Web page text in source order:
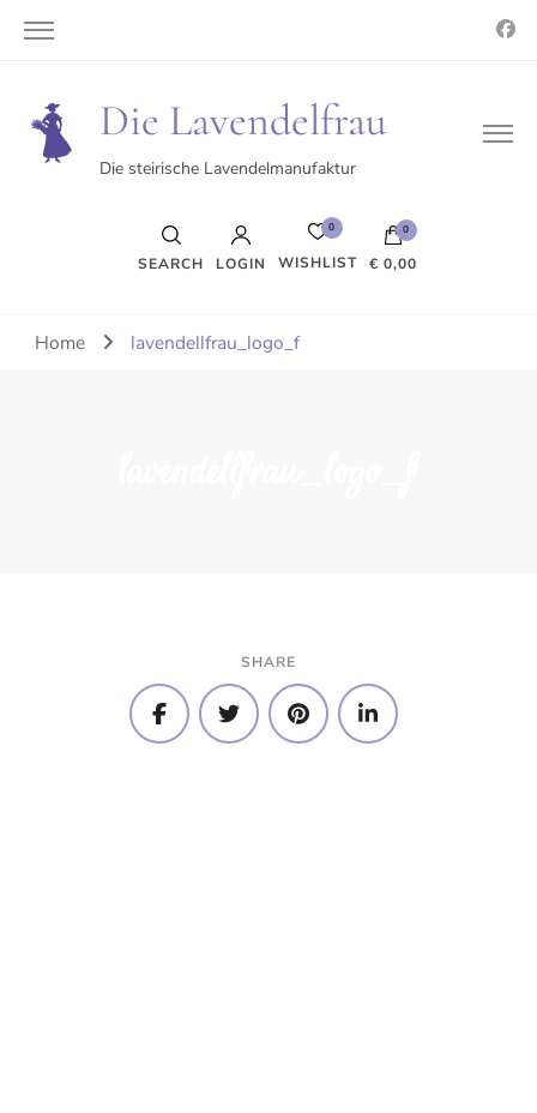
Die Lavendelfrau
Die steirische Lavendelmanufaktur
SEARCH LOGIN
0
WISHLIST
0
€ 0,00
Es befinden sich keine Produkte im Warenkorb.
Home lavendellfrau_logo_f
SHARE